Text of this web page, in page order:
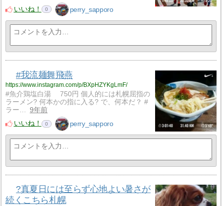
いいね！
0 perry_sapporo
#我流麺舞飛燕
https://www.instagram.com/p/BXpHZYKgLmF/
#魚介鶏塩白湯 750円 個人的には札幌屈指の
ラーメン? 何本かの指に入る? で、何本だ？ #
ラー…
9年前
いいね！
0 perry_sapporo
?️真夏日には至らず心地よい暑さが
続くこちら札幌